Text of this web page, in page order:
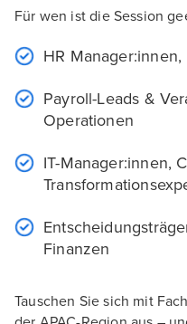
Für wen ist die Session
HR
Payroll-Leads &
Operationen
IT-Manager:innen,
Finanzen
Tauschen Sie sich mit